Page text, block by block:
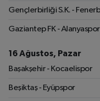
Gençlerbirliği S.K. -
Gaziantep FK - Alanyaspor
16 Ağustos, Pazar
Başakşehir - Kocaelispor
Beşiktaş - Eyüpspor